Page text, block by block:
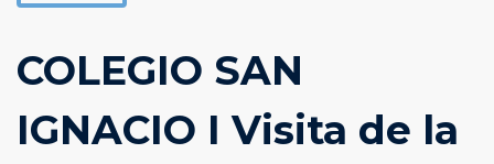
COLEGIO SAN
IGNACIO I Visita de la